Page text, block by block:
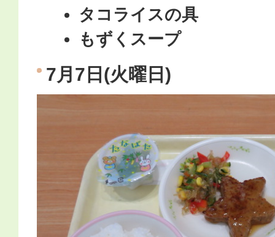
タコライスの具
もずくスープ
7月7日(火曜日)